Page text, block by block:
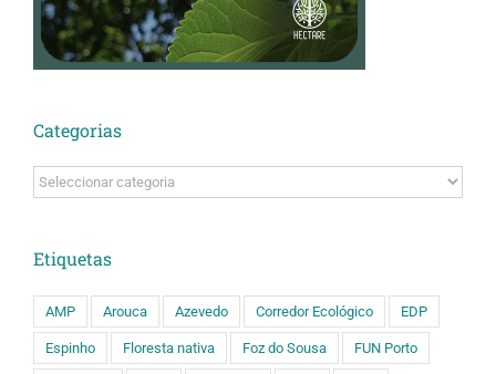
Categorias
Categorias
Etiquetas
AMP Arouca Azevedo Corredor Ecológico EDP
Espinho Floresta nativa Foz do Sousa FUN Porto